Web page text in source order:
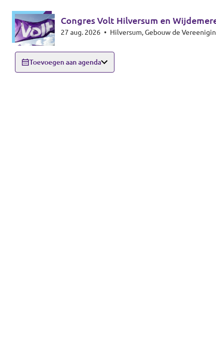
Congres Volt Hilversum en
27 aug. 2026 • Hilversum, Gebouw de
Toevoegen aan agenda